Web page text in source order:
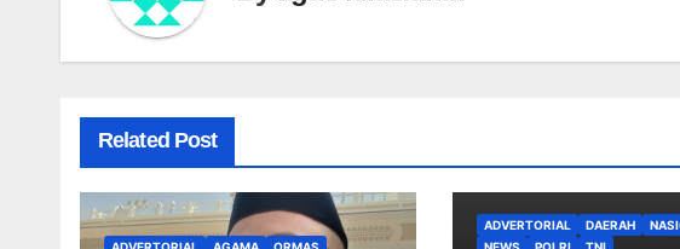
Related Post
ADVERTORIAL DAERAH